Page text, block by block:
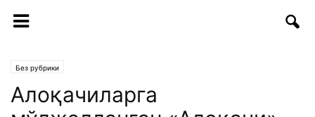
Без рубрики
Алоқачиларга